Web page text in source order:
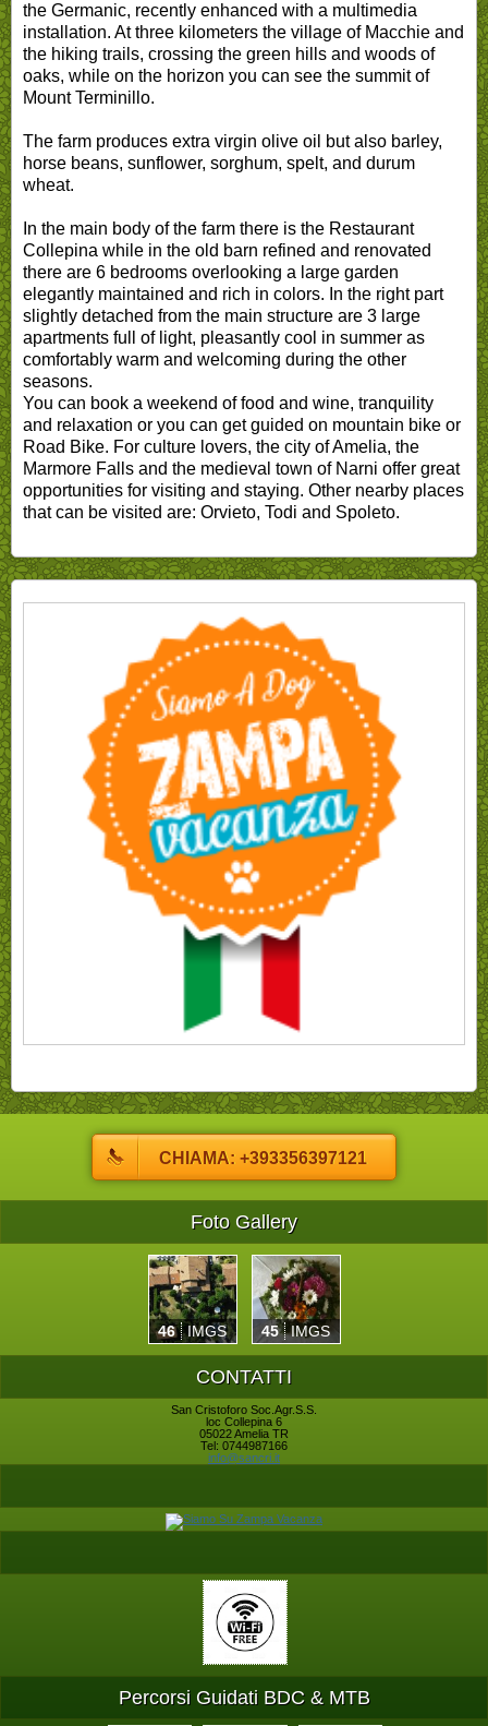
the Germanic, recently enhanced with a multimedia
installation. At three kilometers the village of Macchie and
the hiking trails, crossing the green hills and woods of
oaks, while on the horizon you can see the summit of
Mount Terminillo.
The farm produces extra virgin olive oil but also barley,
horse beans, sunflower, sorghum, spelt, and durum
wheat.
In the main body of the farm there is the Restaurant
Collepina while in the old barn refined and renovated
there are 6 bedrooms overlooking a large garden
elegantly maintained and rich in colors. In the right part
slightly detached from the main structure are 3 large
apartments full of light, pleasantly cool in summer as
comfortably warm and welcoming during the other
seasons.
You can book a weekend of food and wine, tranquility
and relaxation or you can get guided on mountain bike or
Road Bike. For culture lovers, the city of Amelia, the
Marmore Falls and the medieval town of Narni offer great
opportunities for visiting and staying. Other nearby places
that can be visited are: Orvieto, Todi and Spoleto.
CHIAMA: +393356397121
Foto Gallery
46 IMGS 45 IMGS
CONTATTI
San Cristoforo Soc.Agr.S.S.
loc Collepina 6
05022 Amelia TR
Tel: 0744987166
info@sancri.it
Percorsi Guidati BDC & MTB